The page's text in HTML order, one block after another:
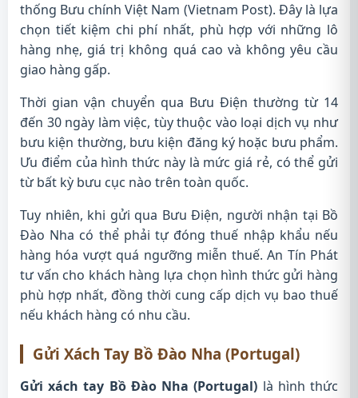
thống Bưu chính Việt Nam (Vietnam Post). Đây là lựa
chọn tiết kiệm chi phí nhất, phù hợp với những lô
hàng nhẹ, giá trị không quá cao và không yêu cầu
giao hàng gấp.
Thời gian vận chuyển qua Bưu Điện thường từ 14
đến 30 ngày làm việc, tùy thuộc vào loại dịch vụ như
bưu kiện thường, bưu kiện đăng ký hoặc bưu phẩm.
Ưu điểm của hình thức này là mức giá rẻ, có thể gửi
từ bất kỳ bưu cục nào trên toàn quốc.
Tuy nhiên, khi gửi qua Bưu Điện, người nhận tại Bồ
Đào Nha có thể phải tự đóng thuế nhập khẩu nếu
hàng hóa vượt quá ngưỡng miễn thuế. An Tín Phát
tư vấn cho khách hàng lựa chọn hình thức gửi hàng
phù hợp nhất, đồng thời cung cấp dịch vụ bao thuế
nếu khách hàng có nhu cầu.
Gửi Xách Tay Bồ Đào Nha (Portugal)
Gửi xách tay Bồ Đào Nha (Portugal) là hình thức